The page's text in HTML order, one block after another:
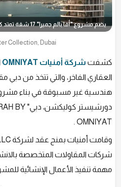
يضم مشروع "أفا بالم جميرا" 17 شقة تمتد كل منها على طابق كامل
Collection, Dubai
كشفت شركة أمنيات OMNIYAT
العقاري الفاخر، والتي تتخذ من دبي
هندسية غير مسبوقة في بناء
دورشيستر كوليكشن، دبي"BY
OMNIYAT
.
شركات المقاولات المتخصصة
مهمة تنفيذ الأعمال الإنشائية